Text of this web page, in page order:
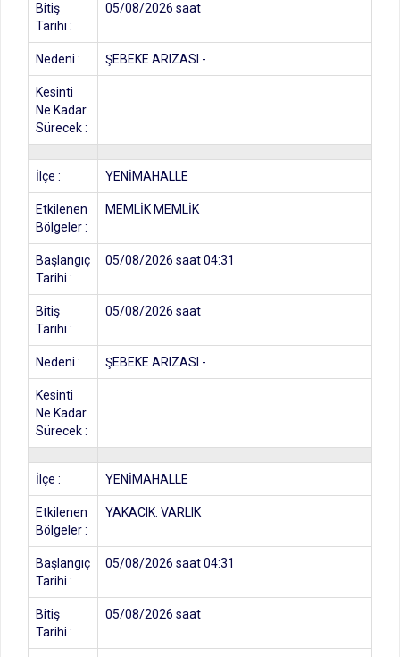
Bitiş
Tarihi :
05/08/2026 saat
Nedeni : ŞEBEKE ARIZASI -
Kesinti
Ne Kadar
Sürecek :
İlçe : YENİMAHALLE
Etkilenen
Bölgeler :
MEMLİK MEMLİK
Başlangıç
Tarihi :
05/08/2026 saat 04:31
Bitiş
Tarihi :
05/08/2026 saat
Nedeni : ŞEBEKE ARIZASI -
Kesinti
Ne Kadar
Sürecek :
İlçe : YENİMAHALLE
Etkilenen
Bölgeler :
YAKACIK. VARLIK
Başlangıç
Tarihi :
05/08/2026 saat 04:31
Bitiş
Tarihi :
05/08/2026 saat